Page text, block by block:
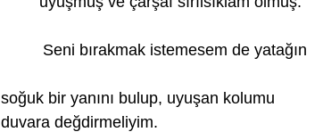
Seni bırakmak istemesem de yatağın
soğuk bir yanını bulup, uyuşan kolumu
duvara değdirmeliyim.